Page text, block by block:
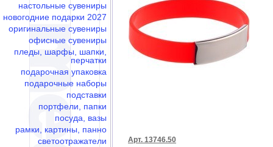
настольные сувениры
новогодние подарки 2027
оригинальные сувениры
офисные сувениры
пледы, шарфы, шапки,
перчатки
подарочная упаковка
подарочные наборы
подставки
портфели, папки
посуда, вазы
рамки, картины, панно
светоотражатели
Арт. 13746.50